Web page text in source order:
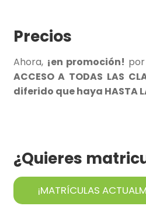
Precios
Ahora, ¡en promoción!
ACCESO A TODAS LAS
diferido que haya HASTA
¿Quieres
¡MATRÍCULAS